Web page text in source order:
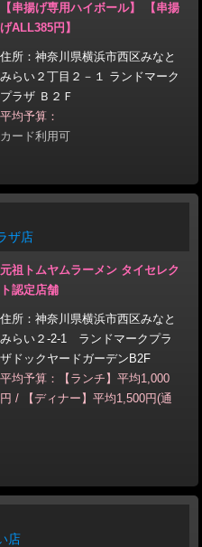
【串揚げ専用ハイボール】 【串揚
げALL385円】
住所：神奈川県横浜市西区みなと
みらい２丁目２－１ ランドマーク
プラザ Ｂ２Ｆ
平均予算：
カード利用可
ザ店
元祖トムヤムラーメン タイセレク
ト認定店舗
住所：神奈川県横浜市西区みなと
みらい２-2-1 ランドマークプラ
ザドックヤードガーデンB2F
平均予算：【ランチ】平均1,000
円 / 【ディナー】平均1,500円(通
店